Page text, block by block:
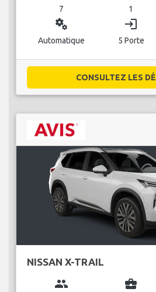
7 1
miscellaneous_services
Automatique
login
5 Porte
CONSULTEZ LES
NISSAN X-TRAIL
group business_center